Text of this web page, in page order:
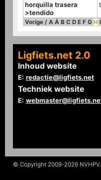
horquilla trasera
>tendido
Vorige / A Á B C D E F G H I
Ligfiets.net 2.0
Inhoud website
E: redactie@ligfiets.net
Techniek website
E:
© Copyright 2009-2026